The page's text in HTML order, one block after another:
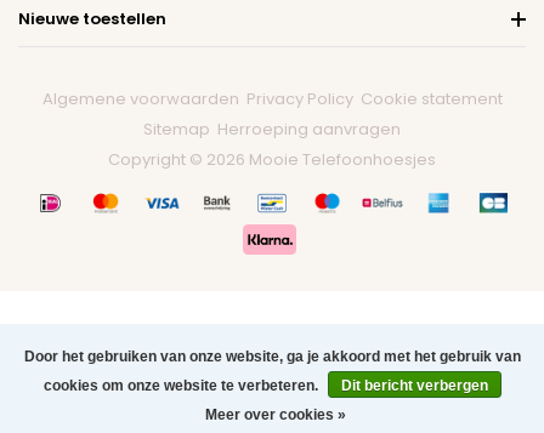
0
Nieuwe toestellen
Algemene voorwaarden Privacy Policy Cookie statement
Sitemap Herroeping aanvragen
Copyright © 2026 Mooie Telefoonhoesjes
Door het gebruiken van onze website, ga je akkoord met het gebruik van
cookies om onze website te verbeteren.
Dit bericht verbergen
Meer over cookies »